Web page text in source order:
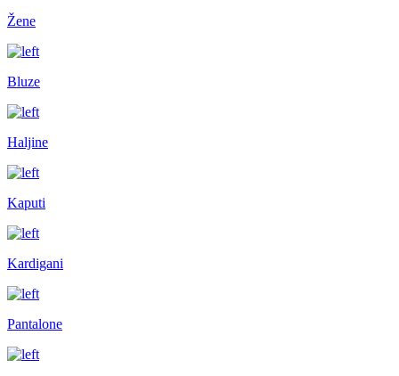
Žene
Bluze
Haljine
Kaputi
Kardigani
Pantalone